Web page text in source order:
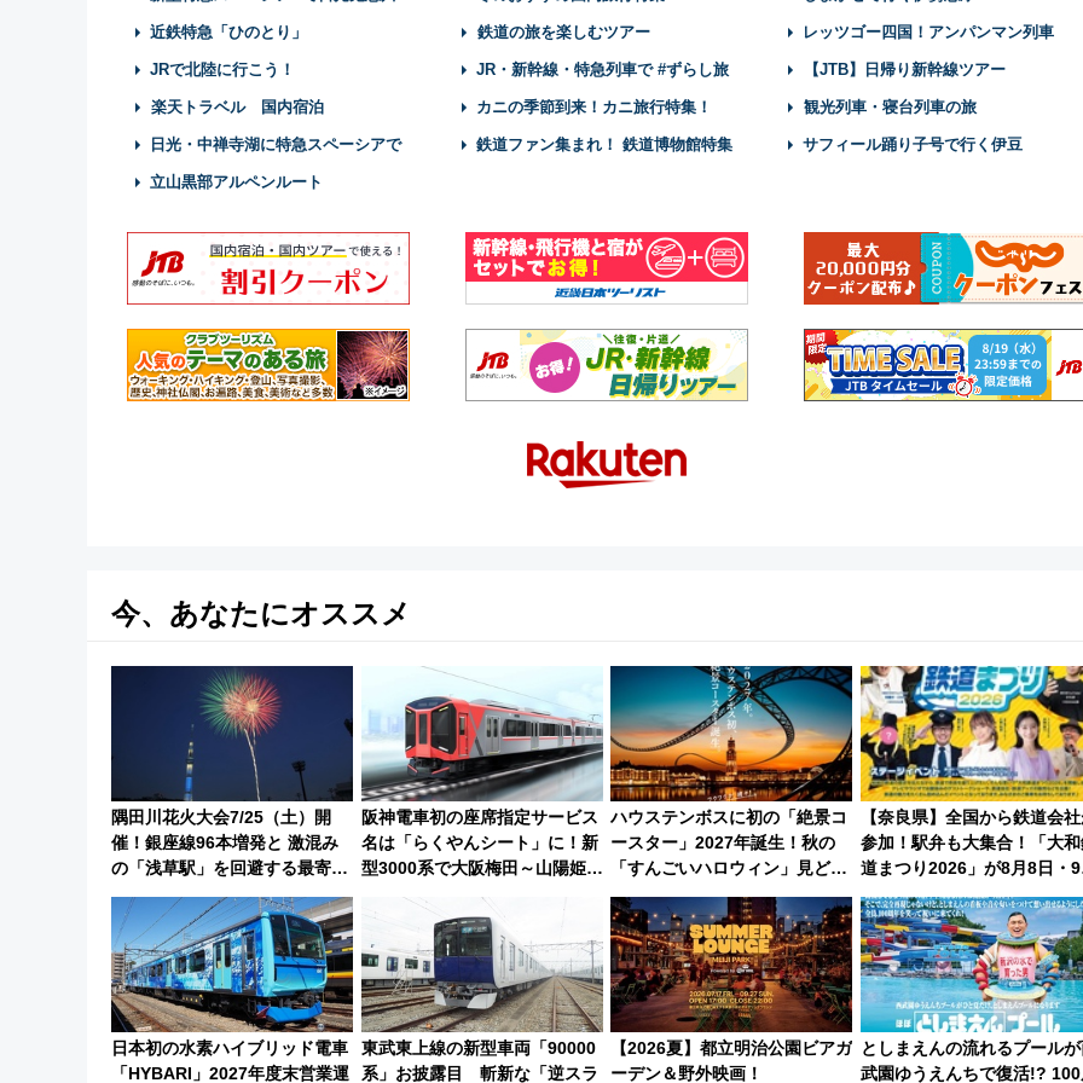
近鉄特急「ひのとり」 鉄道の旅を楽しむツアー レッツゴー四国！アンパンマン列車
JRで北陸に行こう！ JR・新幹線・特急列車で #ずらし旅 【JTB】日帰り新幹線ツアー
楽天トラベル 国内宿泊 カニの季節到来！カニ旅行特集！ 観光列車・寝台列車の旅
日光・中禅寺湖に特急スペーシアで 鉄道ファン集まれ！ 鉄道博物館特集 サフィール踊り子号で行く伊豆
立山黒部アルペンルート
今、あなたにオススメ
隅田川花火大会7/25（土）開
催！銀座線96本増発と 激混み
の「浅草駅」を回避する最寄り
駅･アクセス攻略法、2万発の花
火が都心の夜に！
阪神電車初の座席指定サービス
名は「らくやんシート」に！新
型3000系で大阪梅田～山陽姫路
を快適移動
ハウステンボスに初の「絶景コ
ースター」2027年誕生！秋の
「すんごいハロウィン」見どこ
ろも一挙紹介
【奈良県】全国から鉄道会
参加！駅弁も大集合！「大
道まつり2026」が8月8日・
に開催決定
日本初の水素ハイブリッド電車
「HYBARI」2027年度末営業運
東武東上線の新型車両「90000
系」お披露目 斬新な「逆スラ
【2026夏】都立明治公園ビアガ
ーデン＆野外映画！
としまえんの流れるプール
武園ゆうえんちで復活!?